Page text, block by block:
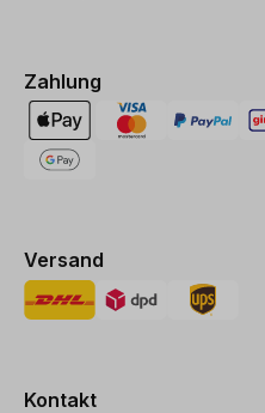
Zahlung
Versand
Kontakt